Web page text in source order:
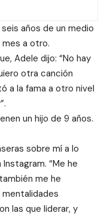
años de un medio
a otro.
Adele dijo: “No hay
otra canción
a la fama a otro nivel
un hijo de 9 años.
sobre mí a lo
“Me he
me he
las que liderar, y